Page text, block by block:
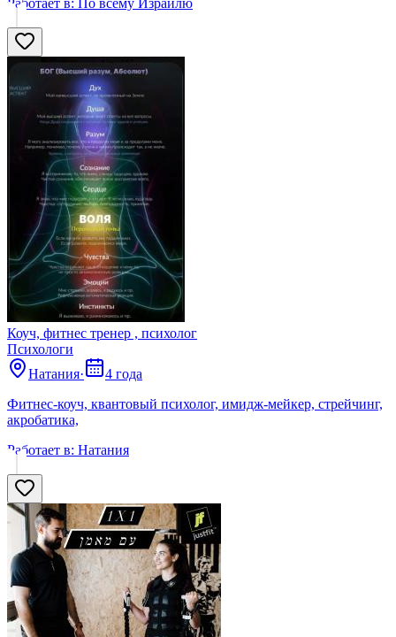
Коуч, фитнес тренер , психолог
Психологи
Натания·
4 года
Фитнес-коуч, квантовый психолог, имидж-мейкер, стрейчинг,
акробатика,
Работает в: Натания